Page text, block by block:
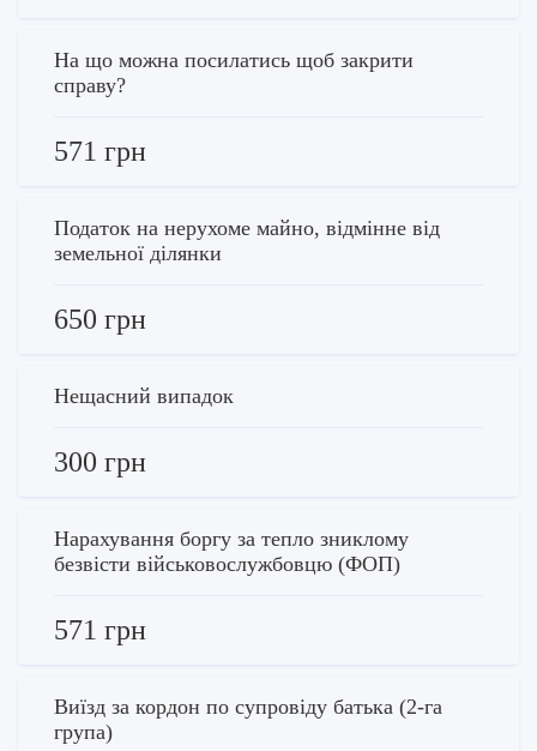
На що можна посилатись щоб закрити
справу?
571 грн
Податок на нерухоме майно, відмінне від
земельної ділянки
650 грн
Нещасний випадок
300 грн
Нарахування боргу за тепло зниклому
безвісти військовослужбовцю (ФОП)
571 грн
Виїзд за кордон по супровіду батька (2-га
група)